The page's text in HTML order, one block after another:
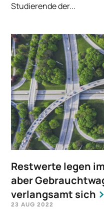
Studierende der...
Restwerte legen
aber
verlangsamt sich
23 AUG 2022